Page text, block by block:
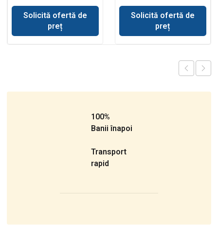
Solicită ofertă de
preț
Solicită ofertă de
preț
100%
Banii înapoi
Transport
rapid